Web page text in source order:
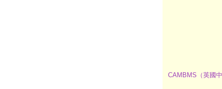
CAMBMS（英國